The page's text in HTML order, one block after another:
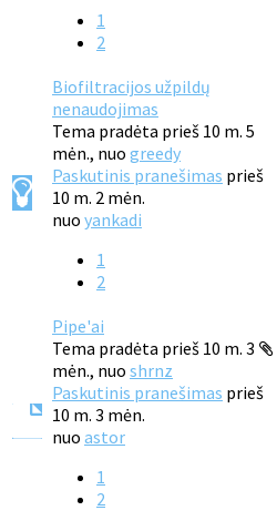
1
2
Biofiltracijos užpildų
nenaudojimas
Tema pradėta prieš 10 m. 5
mėn., nuo greedy
Paskutinis pranešimas prieš
10 m. 2 mėn.
nuo yankadi
1
2
Pipe'ai
Tema pradėta prieš 10 m. 3
mėn., nuo shrnz
Paskutinis pranešimas prieš
10 m. 3 mėn.
nuo astor
1
2